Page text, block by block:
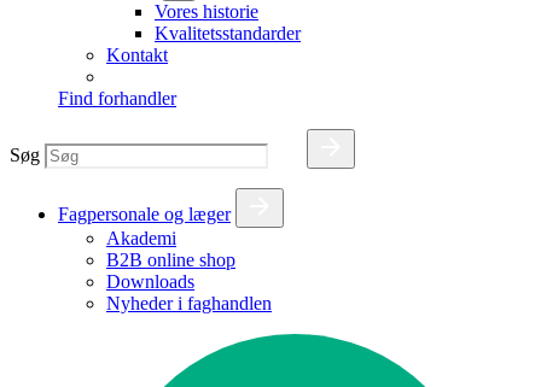
Vores historie
Kvalitetsstandarder
Kontakt
Find forhandler
Søg
Fagpersonale og læger
Akademi
B2B online shop
Downloads
Nyheder i faghandlen